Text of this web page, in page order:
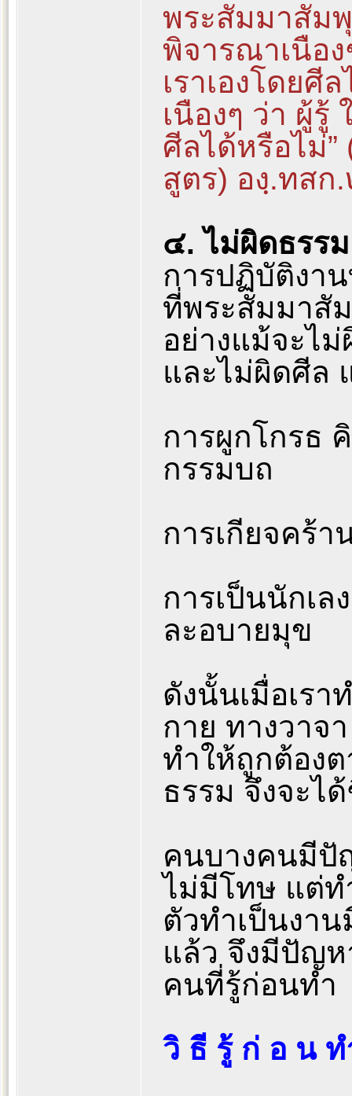
พระสัมมาสัมพุ
พิจารณาเนือง
เราเองโดยศี
เนืองๆ ว่า ผู้รู้
ศีลได้หรือไม่
สูตร) องฺ.ทส
๔. ไม่ผิดธรรม
การปฏิบัติงา
ที่พระสัมมาสั
อย่างแม้จะไ
และไม่ผิดศีล
การผูกโกรธ
กรรมบถ
การเกียจคร้
การเป็นนักเ
ละอบายมุข
ดังนั้นเมื่อเรา
กาย ทางวาจ
ทำให้ถูกต้อง
ธรรม จึงจะไ
คนบางคนมีปั
ไม่มีโทษ แต่ท
ตัวทำเป็นงา
แล้ว จึงมีปัญห
คนที่รู้ก่อนทำ
วิ ธี รู้ ก่ อ น ท